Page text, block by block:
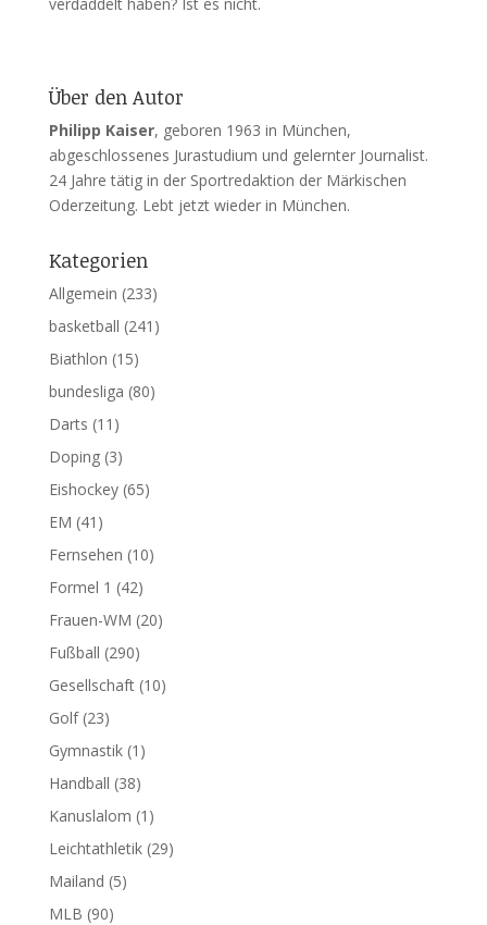
Über den Autor
Philipp Kaiser, geboren 1963 in München,
abgeschlossenes Jurastudium und gelernter Journalist.
24 Jahre tätig in der Sportredaktion der Märkischen
Oderzeitung. Lebt jetzt wieder in München.
Kategorien
Allgemein (233)
basketball (241)
Biathlon (15)
bundesliga (80)
Darts (11)
Doping(3)
Eishockey(65)
EM (41)
Fernsehen (10)
Formel 1 (42)
Frauen-WM (20)
Fußball (290)
Gesellschaft(10)
Golf(23)
Gymnastik(1)
Handball (38)
Kanuslalom (1)
Leichtathletik(29)
Mailand (5)
MLB (90)